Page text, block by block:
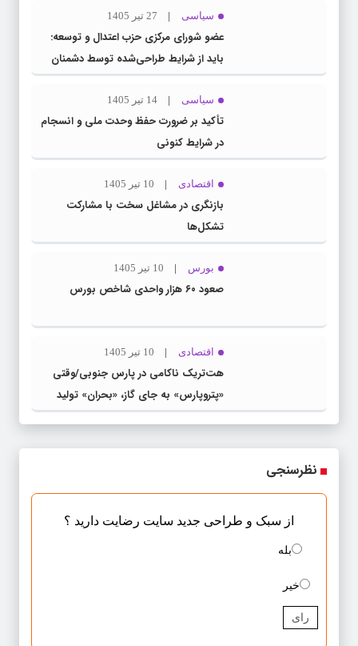
سیاسی 27 تیر 1405
عضو شورای مرکزی حزب اعتدال و توسعه:
باید از شرایط طراحی‌شده توسط دشمنان
عبور کنیم
سیاسی 14 تیر 1405
تأکید بر ضرورت حفظ وحدت ملی و انسجام
در شرایط کنونی
اقتصادی 10 تیر 1405
بازنگری در مشاغل سخت با مشارکت
تشکل‌ها
بورس 10 تیر 1405
صعود ۶۰ هزار واحدی شاخص بورس
اقتصادی 10 تیر 1405
هت‌تریک ناکامی در پارس جنوبی/وقتی
«پتروپارس» به جای گاز، «بحران» تولید
می‌کند
نظرسنجی
از سبک و طراحی جدید سایت رضایت دارید ؟
بله
خیر
رای